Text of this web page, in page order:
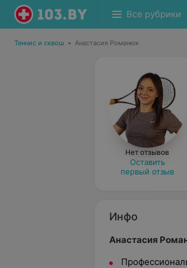
Все рубрики
Теннис и сквош • Анастасия Романюк
Нет отзывов
Оставить
первый отзыв
Инфо
Анастасия